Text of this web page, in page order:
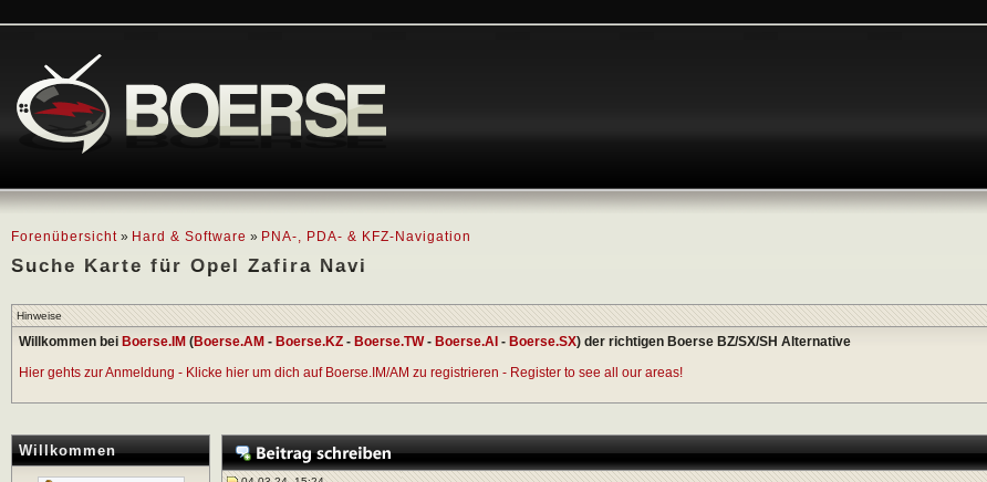
Forenübersicht » Hard & Software » PNA-, PDA- & KFZ-Navigation
Suche Karte für Opel Zafira Navi
Hinweise
Willkommen bei Boerse.IM (Boerse.AM - Boerse.KZ - Boerse.TW- Boerse.AI - Boerse.SX) der richtigen Boerse BZ/SX/SH Alternative
Hier gehts zur Anmeldung - Klicke hier um dich auf Boerse.IM/AM zu registrieren - Register to see all our areas!
Willkommen